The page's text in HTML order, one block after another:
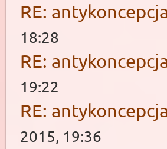
RE:
18:28
RE:
19:22
RE:
2015, 19:36